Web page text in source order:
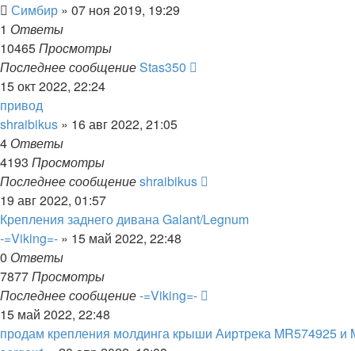
Симбир » 07 ноя 2019, 19:29
1 Ответы
10465Просмотры
Последнее сообщениеStas350
15 окт 2022, 22:24
привод
shraibikus » 16 авг 2022, 21:05
4 Ответы
4193 Просмотры
Последнее сообщениеshraibikus
19 авг 2022, 01:57
Крепления заднего дивана Galant/Legnum
-=Viking=- » 15 май 2022, 22:48
0 Ответы
7877Просмотры
Последнее сообщение-=Viking=-
15 май 2022, 22:48
продам крепления молдинга крыши Аиртрека MR574925 и